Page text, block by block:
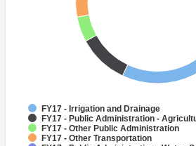
FY17 - Irrigation and Drainage
FY17 - Public Administration -
FY17 - Other Public Administration
FY17 - Other Transportation